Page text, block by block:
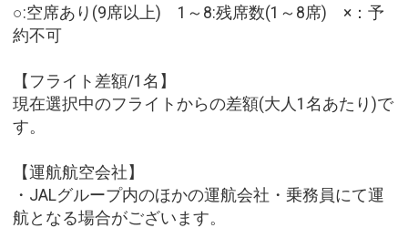
○:空席あり(9席以上) 1～8:残席数(1～8席) ×：予
約不可
【フライト差額/1名】
現在選択中のフライトからの差額(大人1名あたり)で
す。
【運航航空会社】
・JALグループ内のほかの運航会社・乗務員にて運
航となる場合がございます。